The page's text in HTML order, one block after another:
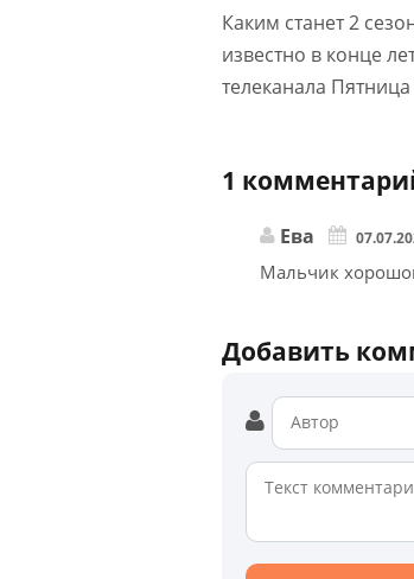
Каким станет 2
известно в конце
телеканала Пятница
1
Ева
Мальчик
Добавить